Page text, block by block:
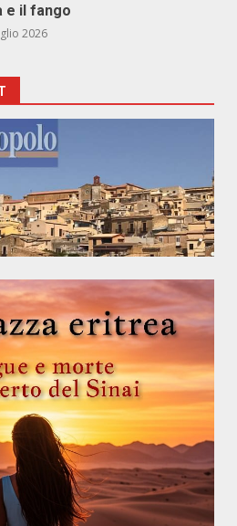
e il fango
2026